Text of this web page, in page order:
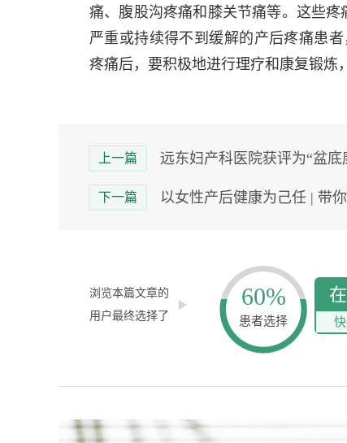
痛、腹股沟疼痛和膝关节痛等。这些
严重或持续得不到缓解的产后疼痛患
疼痛后，要积极地进行理疗和康复锻炼
上一篇 远东妇产科医院获评为“盆底
下一篇 以女性产后健康为己任 | 带你走
浏览本篇文章的
用户最终选择了
60%
患者选择